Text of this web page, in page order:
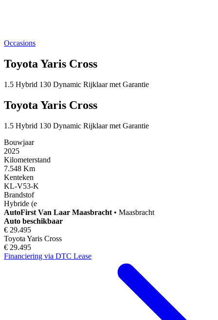
Occasions
Toyota Yaris Cross
1.5 Hybrid 130 Dynamic Rijklaar met Garantie
Toyota Yaris Cross
1.5 Hybrid 130 Dynamic Rijklaar met Garantie
Bouwjaar
2025
Kilometerstand
7.548 Km
Kenteken
KL-V53-K
Brandstof
Hybride (e
AutoFirst Van Laar Maasbracht • Maasbracht
Auto beschikbaar
€ 29.495
Toyota Yaris Cross
€ 29.495
Financiering via DTC Lease